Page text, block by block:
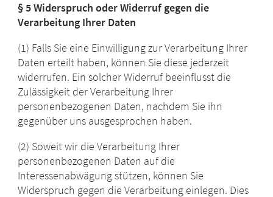
§ 5 Widerspruch oder Widerruf gegen die
Verarbeitung Ihrer Daten
(1) Falls Sie eine Einwilligung zur Verarbeitung Ihrer
Daten erteilt haben, können Sie diese jederzeit
widerrufen. Ein solcher Widerruf beeinflusst die
Zulässigkeit der Verarbeitung Ihrer
personenbezogenen Daten, nachdem Sie ihn
gegenüber uns ausgesprochen haben.
(2) Soweit wir die Verarbeitung Ihrer
personenbezogenen Daten auf die
Interessenabwägung stützen, können Sie
Widerspruch gegen die Verarbeitung einlegen. Dies